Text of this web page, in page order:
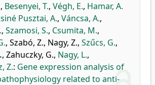
, Besenyei, T., Végh, E., Hamar, A.
Pusztai, A., Váncsa, A.,
, Szamosi, S., Csumita, M.,
, Szabó, Z., Nagy, Z., Szűcs, G.,
, Zahuczky, G., Nagy, L.,
Z.: Gene expression analysis of
related to anti-